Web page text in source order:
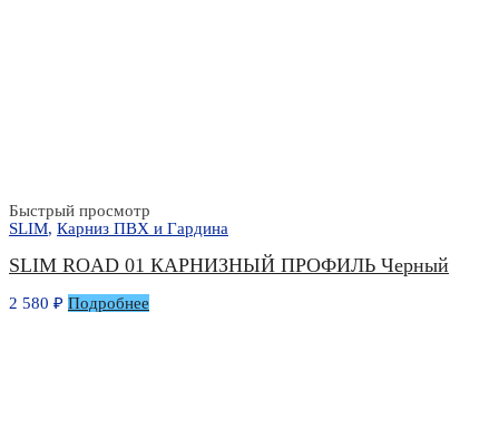
Быстрый просмотр
SLIM, Карниз ПВХ и Гардина
SLIM ROAD 01 КАРНИЗНЫЙ ПРОФИЛЬ Черный
2 580 ₽ Подробнее